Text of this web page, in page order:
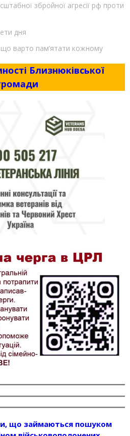
збройної агресії рф проти
дня
що варто пам’ятати кожному
Близнюківської
що займаються пошуком